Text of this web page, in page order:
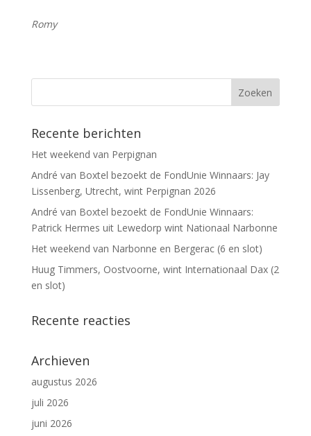
Romy
Recente berichten
Het weekend van Perpignan
André van Boxtel bezoekt de FondUnie Winnaars: Jay
Lissenberg, Utrecht, wint Perpignan 2026
André van Boxtel bezoekt de FondUnie Winnaars:
Patrick Hermes uit Lewedorp wint Nationaal Narbonne
Het weekend van Narbonne en Bergerac (6 en slot)
Huug Timmers, Oostvoorne, wint Internationaal Dax (2
en slot)
Recente reacties
Archieven
augustus 2026
juli 2026
juni 2026